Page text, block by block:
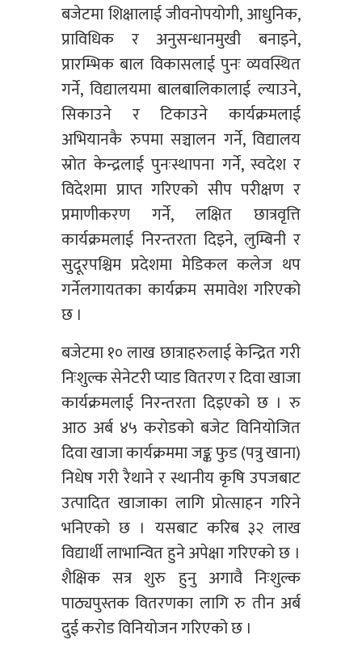
बजेटमा शिक्षालाई जीवनोपयोगी, आधुनिक,
प्राविधिक र अनुसन्धानमुखी बनाइने,
प्रारम्भिक बाल विकासलाई पुनः व्यवस्थित
गर्ने, विद्यालयमा बालबालिकालाई ल्याउने,
सिकाउने र टिकाउने कार्यक्रमलाई
अभियानकै रुपमा सञ्चालन गर्ने, विद्यालय
स्रोत केन्द्रलाई पुनःस्थापना गर्ने, स्वदेश र
विदेशमा प्राप्त गरिएको सीप परीक्षण र
प्रमाणीकरण गर्ने, लक्षित छात्रवृत्ति
कार्यक्रमलाई निरन्तरता दिइने, लुम्बिनी र
सुदूरपश्चिम प्रदेशमा मेडिकल कलेज थप
गर्नेलगायतका कार्यक्रम समावेश गरिएको
छ ।
बजेटमा १० लाख छात्राहरुलाई केन्द्रित गरी
निःशुल्क सेनेटरी प्याड वितरण र दिवा खाजा
कार्यक्रमलाई निरन्तरता दिइएको छ । रु
आठ अर्ब ४५ करोडको बजेट विनियोजित
दिवा खाजा कार्यक्रममा जङ्क फुड (पत्रु खाना)
निधेष गरी रैथाने र स्थानीय कृषि उपजबाट
उत्पादित खाजाका लागि प्रोत्साहन गरिने
भनिएको छ । यसबाट करिब ३२ लाख
विद्यार्थी लाभान्वित हुने अपेक्षा गरिएको छ ।
शैक्षिक सत्र शुरु हुनु अगावै निःशुल्क
पाठ्यपुस्तक वितरणका लागि रु तीन अर्ब
दुई करोड विनियोजन गरिएको छ ।